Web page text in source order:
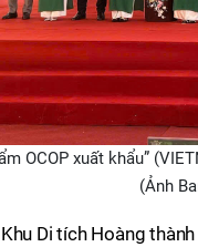
OCOP xuất khẩu”
(Ảnh
Di tích Hoàng